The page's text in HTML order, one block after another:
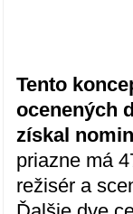
Tento
ocenených
získal
priazne má
režisér a